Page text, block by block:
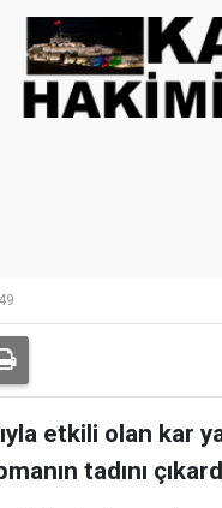
etkili olan kar
tadını